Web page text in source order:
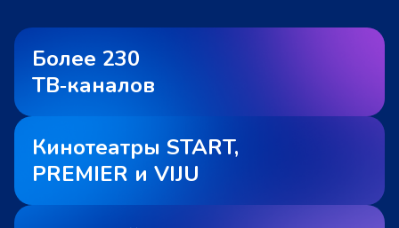
Более 230
ТВ‑каналов
Кинотеатры START,
PREMIER и VIJU